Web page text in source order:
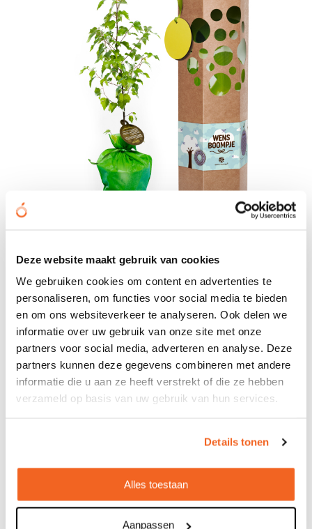
Deze website maakt gebruik van cookies
We gebruiken cookies om content en advertenties te
personaliseren, om functies voor social media te bieden
en om ons websiteverkeer te analyseren. Ook delen we
informatie over uw gebruik van onze site met onze
partners voor social media, adverteren en analyse. Deze
partners kunnen deze gegevens combineren met andere
informatie die u aan ze heeft verstrekt of die ze hebben
verzameld op basis van uw gebruik van hun services.
Details tonen
Alles toestaan
Aanpassen
vanaf € 27,82
Bedrukt geleverd in: 7 werkdag(en)
Bekijken